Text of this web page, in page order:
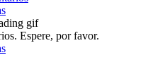
Espere, por favor.